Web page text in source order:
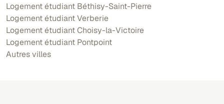
Logement étudiant Béthisy-Saint-Pierre
Logement étudiant Verberie
Logement étudiant Choisy-la-Victoire
Logement étudiant Pontpoint
Autres villes